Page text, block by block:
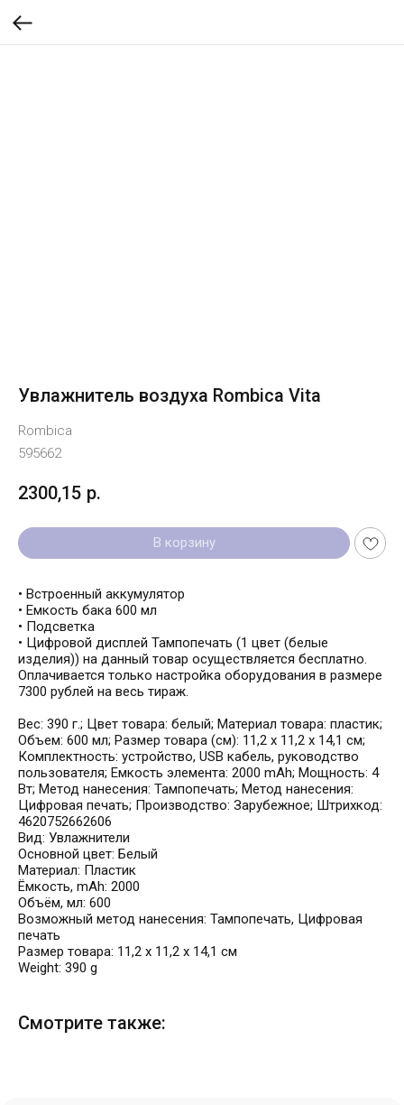
Увлажнитель воздуха Rombica Vita
Rombica
595662
2300,15 р.
В корзину
• Встроенный аккумулятор
• Емкость бака 600 мл
• Подсветка
• Цифровой дисплей Тампопечать (1 цвет (белые
изделия)) на данный товар осуществляется бесплатно.
Оплачивается только настройка оборудования в размере
7300 рублей на весь тираж.
Вес: 390 г.; Цвет товара: белый; Материал товара: пластик;
Объем: 600 мл; Размер товара (см): 11,2 х 11,2 х 14,1 см;
Комплектность: устройство, USB кабель, руководство
пользователя; Емкость элемента: 2000 mAh; Мощность: 4
Вт; Метод нанесения: Тампопечать; Метод нанесения:
Цифровая печать; Производство: Зарубежное; Штрихкод:
4620752662606
Вид: Увлажнители
Основной цвет: Белый
Материал: Пластик
Ёмкость, mAh: 2000
Объём, мл: 600
Возможный метод нанесения: Тампопечать, Цифровая
печать
Размер товара: 11,2 х 11,2 х 14,1 см
Weight: 390 g
Смотрите также: